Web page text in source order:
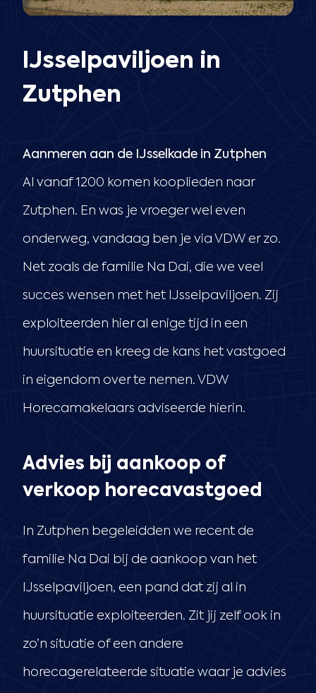
IJsselpaviljoen in
Zutphen
Aanmeren aan de IJsselkade in Zutphen
Al vanaf 1200 komen kooplieden naar
Zutphen. En was je vroeger wel even
onderweg, vandaag ben je via VDW er zo.
Net zoals de familie Na Dai, die we veel
succes wensen met het IJsselpaviljoen. Zij
exploiteerden hier al enige tijd in een
huursituatie en kreeg de kans het vastgoed
in eigendom over te nemen. VDW
Horecamakelaars adviseerde hierin.
Advies bij aankoop of
verkoop horecavastgoed
In Zutphen begeleidden we recent de
familie Na Dai bij de aankoop van het
IJsselpaviljoen, een pand dat zij al in
huursituatie exploiteerden. Zit jij zelf ook in
zo’n situatie of een andere
horecagerelateerde situatie waar je advies